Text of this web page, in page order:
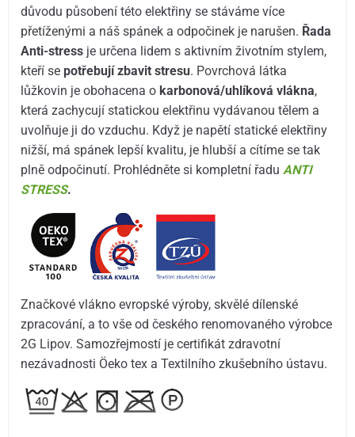
důvodu působení této elektřiny se stáváme více
přetíženými a náš spánek a odpočinek je narušen. Řada
Anti-stress je určena lidem s aktivním životním stylem,
kteří sepotřebují zbavit stresu. Povrchová látka
lůžkovin je obohacena okarbonová/uhlíková vlákna,
která zachycují statickou elektřinu vydávanou tělem a
uvolňuje ji do vzduchu. Když je napětí statické elektřiny
nižší, má spánek lepší kvalitu, je hlubší a cítíme se tak
plně odpočinutí. Prohlédněte si kompletní řaduANTI
STRESS.
Značkové vlákno evropské výroby, skvělé dílenské
zpracování, a to vše od českého renomovaného výrobce
2G Lipov. Samozřejmostí je certifikát zdravotní
nezávadnosti Öeko tex a Textilního zkušebního ústavu.